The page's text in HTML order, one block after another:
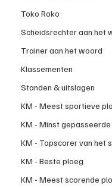
Toko Roko
Scheidsrechter aan het
Trainer aan het woord
Klassementen
Standen & uitslagen
KM - Meest sportieve
KM - Minst
KM - Topscorer van het
KM - Beste ploeg
KM - Meest scorende